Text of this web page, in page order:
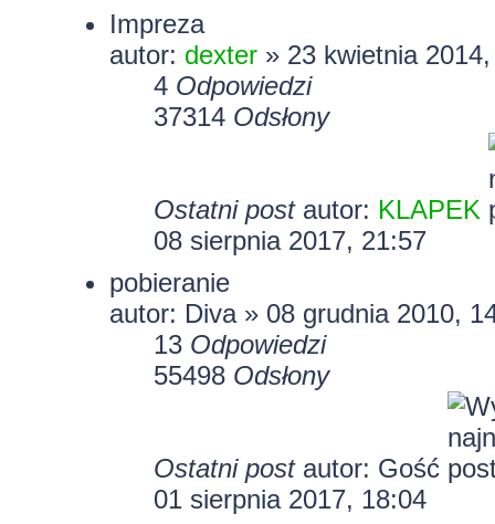
Impreza
autor: dexter» 23 kwietnia
4 Odpowiedzi
37314 Odsłony
Ostatni post autor: KLAPEK
08 sierpnia 2017, 21:57
pobieranie
autor: Diva » 08 grudnia 2010,
13 Odpowiedzi
55498 Odsłony
Ostatni post autor: Gość
01 sierpnia 2017, 18:04